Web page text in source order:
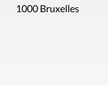
1000 Bruxelles